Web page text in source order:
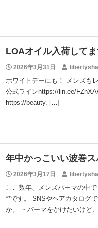
LOAオイル入荷してま
2026年3月31日
ホワイトデーにも！ メンズも
公式ラインhttps://lin.ee/
https://beauty. […]
年中かっこいい波巻
2026年3月17日
ここ数年、メンズパーマの中
**です。 SNSやヘアカタログ
か。 ・パーマをかけたいけど